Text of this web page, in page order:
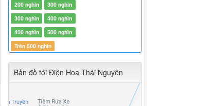
200 nghìn
300 nghìn
300 nghìn
400 nghìn
400 nghìn
500 nghìn
Trên 500 nghìn
Bản đồ tới Điện Hoa Thái Nguyên